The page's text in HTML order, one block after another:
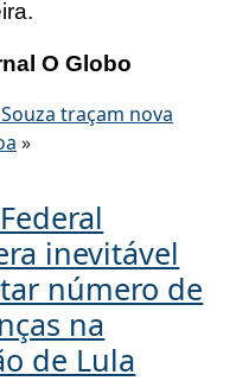
O Globo
traçam nova
»
inevitável
número de
na
de Lula